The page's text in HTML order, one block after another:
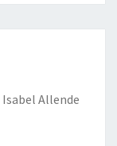
Isabel Allende